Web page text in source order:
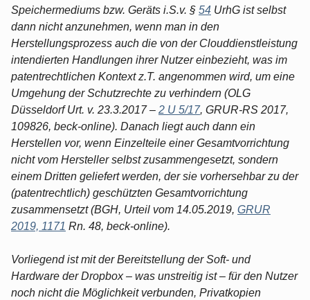
Speichermediums bzw. Geräts i.S.v. § 54 UrhG ist selbst
dann nicht anzunehmen, wenn man in den
Herstellungsprozess auch die von der Clouddienstleistung
intendierten Handlungen ihrer Nutzer einbezieht, was im
patentrechtlichen Kontext z.T. angenommen wird, um eine
Umgehung der Schutzrechte zu verhindern (OLG
Düsseldorf Urt. v. 23.3.2017 – 2 U 5/17, GRUR-RS 2017,
109826, beck-online). Danach liegt auch dann ein
Herstellen vor, wenn Einzelteile einer Gesamtvorrichtung
nicht vom Hersteller selbst zusammengesetzt, sondern
einem Dritten geliefert werden, der sie vorhersehbar zu der
(patentrechtlich) geschützten Gesamtvorrichtung
zusammensetzt (BGH, Urteil vom 14.05.2019, GRUR
2019, 1171 Rn. 48, beck-online).
Vorliegend ist mit der Bereitstellung der Soft- und
Hardware der Dropbox – was unstreitig ist – für den Nutzer
noch nicht die Möglichkeit verbunden, Privatkopien